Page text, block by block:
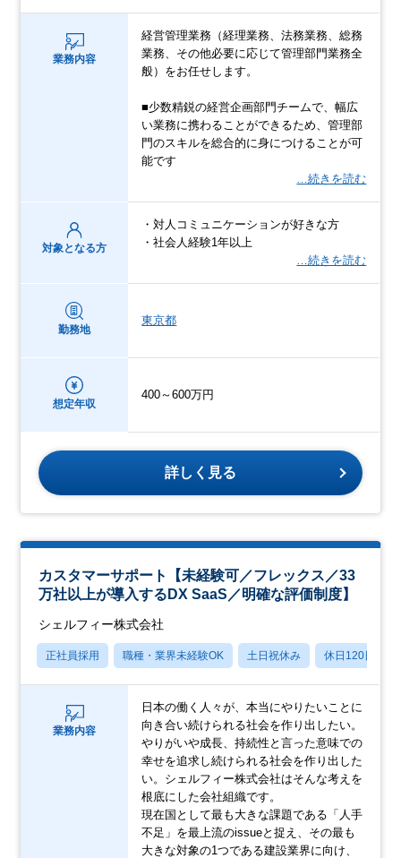
業務内容
経営管理業務（経理業務、法務業務、総務
業務、その他必要に応じて管理部門業務全
般）をお任せします。
■少数精鋭の経営企画部門チームで、幅広
い業務に携わることができるため、管理部
門のスキルを総合的に身につけることが可
能です
…続きを読む
対象となる方
・対人コミュニケーションが好きな方
・社会人経験1年以上
…続きを読む
勤務地
東京都
想定年収
400～600万円
詳しく見る
カスタマーサポート【未経験可／フレックス／33
万社以上が導入するDX SaaS／明確な評価制度】
シェルフィー株式会社
正社員採用 職種・業界未経験OK 土日祝休み 休日120日以上
業務内容
日本の働く人々が、本当にやりたいことに
向き合い続けられる社会を作り出したい。
やりがいや成長、持続性と言った意味での
幸せを追求し続けられる社会を作り出した
い。シェルフィー株式会社はそんな考えを
根底にした会社組織です。
現在国として最も大きな課題である「人手
不足」を最上流のissueと捉え、その最も
大きな対象の1つである建設業界に向け、